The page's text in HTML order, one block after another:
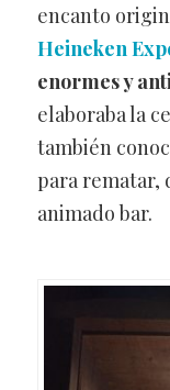
encanto
Heineken
enormes y
elaboraba la
también
para rematar,
animado bar.